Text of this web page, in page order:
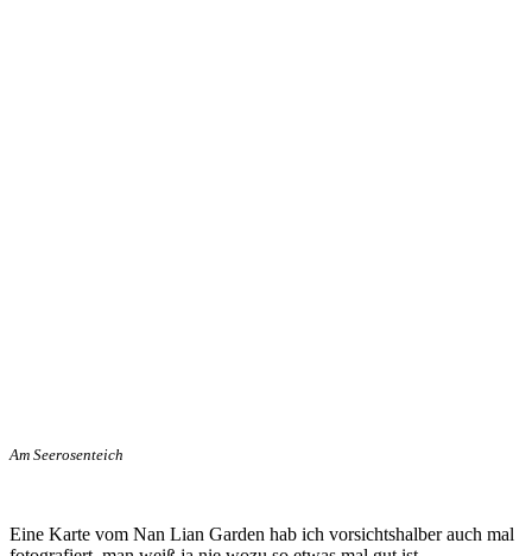
Am Seerosenteich
Eine Karte vom Nan Lian Garden hab ich vorsichtshalber auch mal